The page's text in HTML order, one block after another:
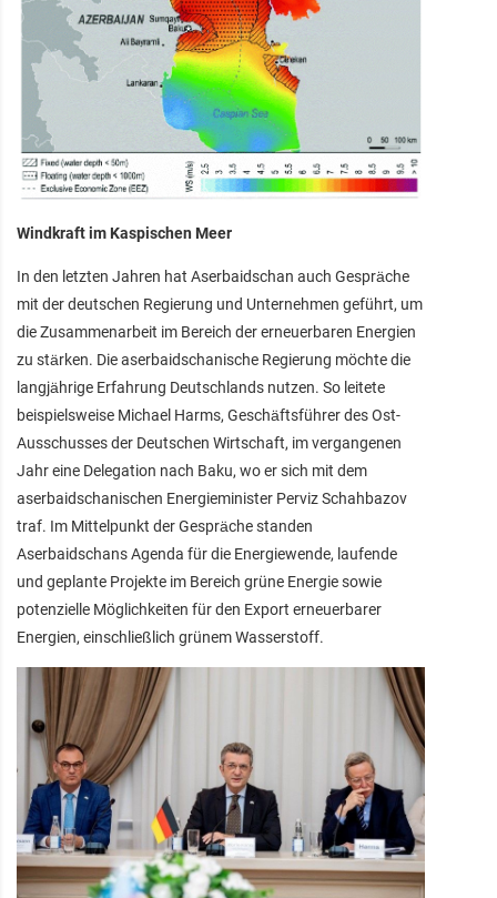
Windkraft im Kaspischen Meer
In den letzten Jahren hat Aserbaidschan auch Gespräche
mit der deutschen Regierung und Unternehmen geführt, um
die Zusammenarbeit im Bereich der erneuerbaren Energien
zu stärken. Die aserbaidschanische Regierung möchte die
langjährige Erfahrung Deutschlands nutzen. So leitete
beispielsweise Michael Harms, Geschäftsführer des Ost-
Ausschusses der Deutschen Wirtschaft, im vergangenen
Jahr eine Delegation nach Baku, wo er sich mit dem
aserbaidschanischen Energieminister Perviz Schahbazov
traf. Im Mittelpunkt der Gespräche standen
Aserbaidschans Agenda für die Energiewende, laufende
und geplante Projekte im Bereich grüne Energie sowie
potenzielle Möglichkeiten für den Export erneuerbarer
Energien, einschließlich grünem Wasserstoff.